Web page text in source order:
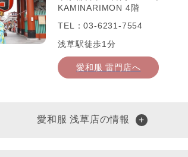
KAMINARIMON 4階
TEL：03-6231-7554
浅草駅徒歩1分
愛和服 雷門店へ
愛和服 浅草店の情報